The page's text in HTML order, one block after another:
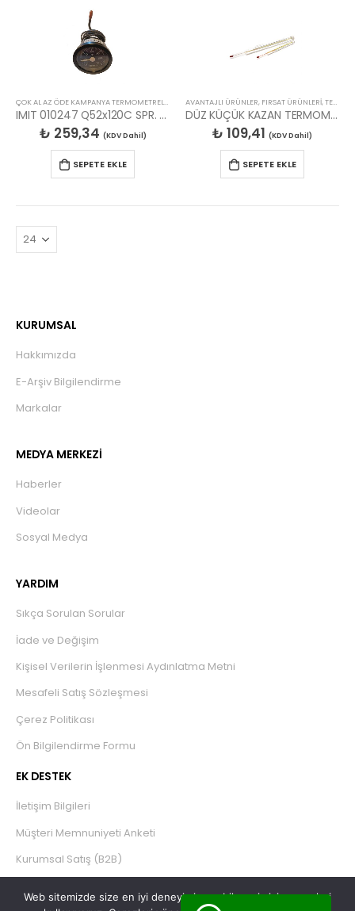
ÇOK AL AZ ÖDE KAMPANYA TERMOMETRELER MANOMETRELER ,TERMOMETRELER
IMIT 010247 Q52x120C SPR. TERMOMETRE
₺ 259,34 (KDV Dahil)
SEPETE EKLE
AVANTAJLI ÜRÜNLER, FIRSAT ÜRÜNLERİ,TERMOMETRELER
DÜZ KÜÇÜK KAZAN TERMOMETRE CAMI
₺ 109,41 (KDV Dahil)
SEPETE EKLE
KURUMSAL
Hakkımızda
E-Arşiv Bilgilendirme
Markalar
MEDYA MERKEZİ
Haberler
Videolar
Sosyal Medya
YARDIM
Sıkça Sorulan Sorular
İade ve Değişim
Kişisel Verilerin İşlenmesi Aydınlatma Metni
Mesafeli Satış Sözleşmesi
Çerez Politikası
Ön Bilgilendirme Formu
EK DESTEK
İletişim Bilgileri
Müşteri Memnuniyeti Anketi
Kurumsal Satış (B2B)
Web sitemizde size en iyi deneyimi sunabilmemiz için çerezleri